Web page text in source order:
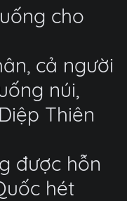
cho
cả người
núi,
Thiên
được hỗn
hét